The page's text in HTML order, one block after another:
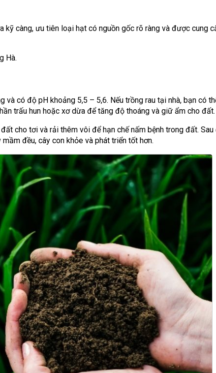
càng, ưu tiên loại hạt có nguồn gốc rõ ràng và được cung
Hà.
có độ pH khoảng 5,5 – 5,6. Nếu trồng rau tại nhà, bạn có
trấu hun hoặc xơ dừa để tăng độ thoáng và giữ ẩm cho đất.
cho tơi và rải thêm vôi để hạn chế nấm bệnh trong đất. Sau
đều, cây con khỏe và phát triển tốt hơn.